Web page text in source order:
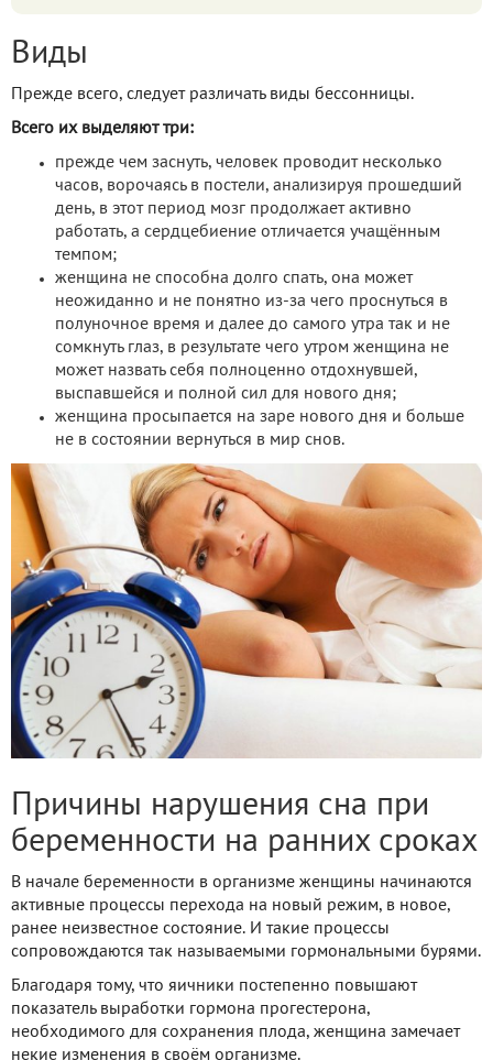
Виды
Прежде всего, следует различать виды бессонницы.
Всего их выделяют три:
прежде чем заснуть, человек проводит несколько
часов, ворочаясь в постели, анализируя прошедший
день, в этот период мозг продолжает активно
работать, а сердцебиение отличается учащённым
темпом;
женщина не способна долго спать, она может
неожиданно и не понятно из-за чего проснуться в
полуночное время и далее до самого утра так и не
сомкнуть глаз, в результате чего утром женщина не
может назвать себя полноценно отдохнувшей,
выспавшейся и полной сил для нового дня;
женщина просыпается на заре нового дня и больше
не в состоянии вернуться в мир снов.
Причины нарушения сна при
беременности на ранних сроках
В начале беременности в организме женщины начинаются
активные процессы перехода на новый режим, в новое,
ранее неизвестное состояние. И такие процессы
сопровождаются так называемыми гормональными бурями.
Благодаря тому, что яичники постепенно повышают
показатель выработки гормона прогестерона,
необходимого для сохранения плода, женщина замечает
некие изменения в своём организме.